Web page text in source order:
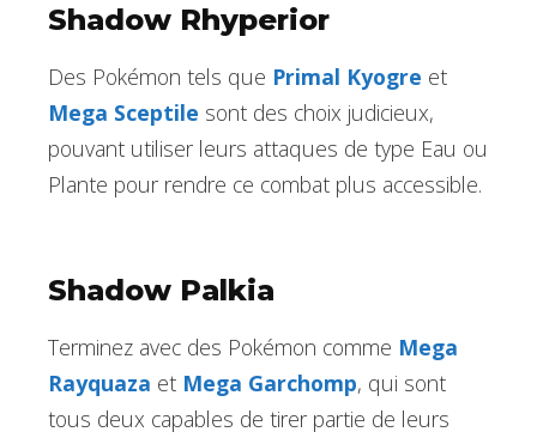
Shadow Rhyperior
Des Pokémon tels que Primal Kyogre et
Mega Sceptile sont des choix judicieux,
pouvant utiliser leurs attaques de type Eau ou
Plante pour rendre ce combat plus accessible.
Shadow Palkia
Terminez avec des Pokémon comme Mega
Rayquaza et Mega Garchomp, qui sont
tous deux capables de tirer partie de leurs